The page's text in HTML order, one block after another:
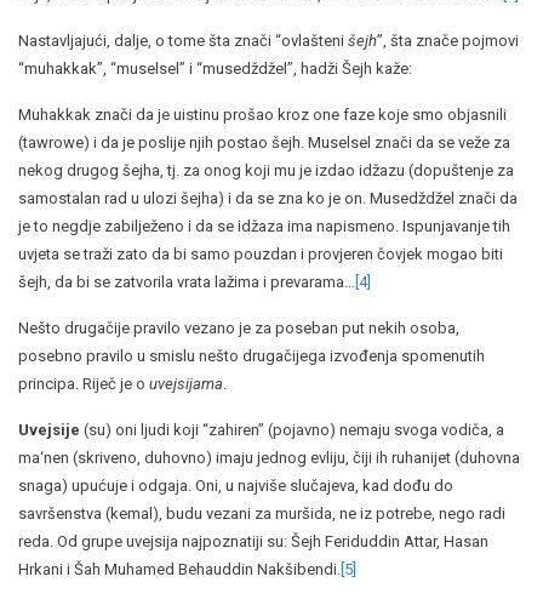
Nastavljajući, dalje, o tome šta znači “ovlašteni šejh”, šta znače pojmovi
“muhakkak”, “muselsel” i “musedždžel”, hadži Šejh kaže:
Muhakkak znači da je uistinu prošao kroz one faze koje smo objasnili
(tawrowe) i da je poslije njih postao šejh. Muselsel znači da se veže za
nekog drugog šejha, tj. za onog koji mu je izdao idžazu (dopuštenje za
samostalan rad u ulozi šejha) i da se zna ko je on. Musedždžel znači da
je to negdje zabilježeno i da se idžaza ima napismeno. Ispunjavanje tih
uvjeta se traži zato da bi samo pouzdan i provjeren čovjek mogao biti
šejh, da bi se zatvorila vrata lažima i prevarama…
[4]
Nešto drugačije pravilo vezano je za poseban put nekih osoba,
posebno pravilo u smislu nešto drugačijega izvođenja spomenutih
principa. Riječ je o uvejsijama
Uvejsije (su) oni ljudi koji “zahiren” (pojavno) nemaju svoga vodiča, a
ma‘nen (skriveno, duhovno) imaju jednog evliju, čiji ih ruhanijet (duhovna
snaga) upućuje i odgaja. Oni, u najviše slučajeva, kad dođu do
savršenstva (kemal), budu vezani za muršida, ne iz potrebe, nego radi
reda. Od grupe uvejsija najpoznatiji su: Šejh Feriduddin Attar, Hasan
Hrkani i Šah Muhamed Behauddin Nakšibendi. [5]